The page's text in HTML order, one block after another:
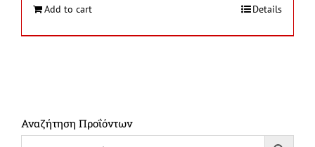
Add to cart Details
Αναζήτηση Προΐόντων